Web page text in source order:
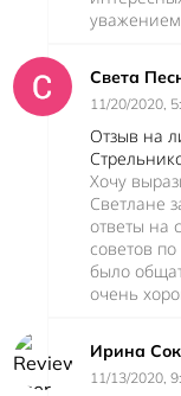
Света
11/20/2020,
Отзыв на
Хочу
Светлане
ответы на
советов
было
очень
Ирина
11/13/2020,